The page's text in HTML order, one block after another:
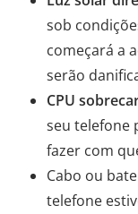
sob
começará a
serão
CPU
seu telefone
fazer com
Cabo ou
telefone